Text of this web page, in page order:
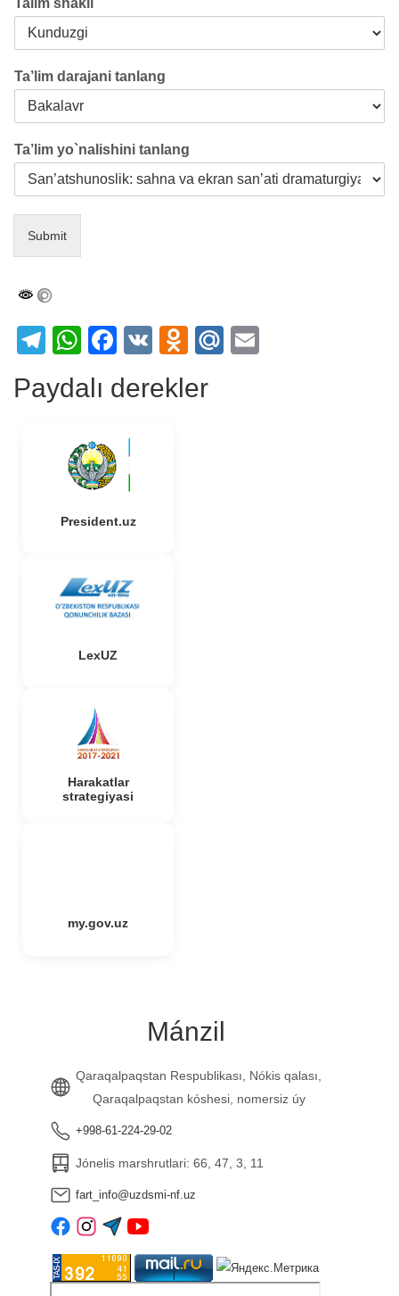
Talim shakli
Ta’lim darajani tanlang
Ta’lim yo`nalishini tanlang
Submit
Telegram
WhatsApp
Facebook
VK Odnoklassniki
Mail.Ru
Paydalı derekler
President.uz
LexUZ
Harakatlar
strategiyasi
my.gov.uz
Mánzil
Qaraqalpaqstan Respublikası, Nókis qalası,
Qaraqalpaqstan kóshesi, nomersiz úy
+998-61-224-29-02
Jónelis marshrutlari: 66, 47, 3, 11
fart_info@uzdsmi-nf.uz